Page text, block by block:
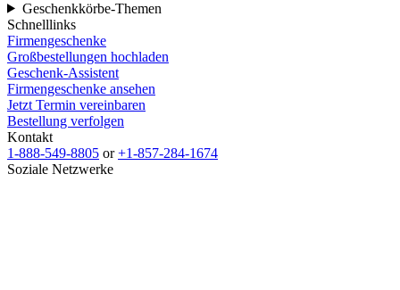
Geschenkkörbe-Themen
Schnelllinks
Firmengeschenke
Großbestellungen hochladen
Geschenk-Assistent
Firmengeschenke ansehen
Jetzt Termin vereinbaren
Bestellung verfolgen
Kontakt
1-888-549-8805 or+1-857-284-1674
Soziale Netzwerke